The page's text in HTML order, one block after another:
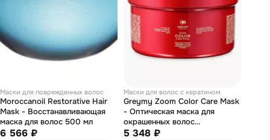
Маски для поврежденных волос
Moroccanoil Restorative Hair
Mask - Восстанавливающая
маска для волос 500 мл
6 566 ₽
Маски для волос с кератином
Greymy Zoom Color Care Mask
- Оптическая маска для
окрашенных волос
комплексного действия 500
5 348 ₽